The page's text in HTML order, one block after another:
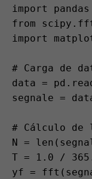
# Carga de
data =
segnale =
# Cálculo de
N =
T = 1.0 /
xf =
# Gráfico del
plt.plot(xf,